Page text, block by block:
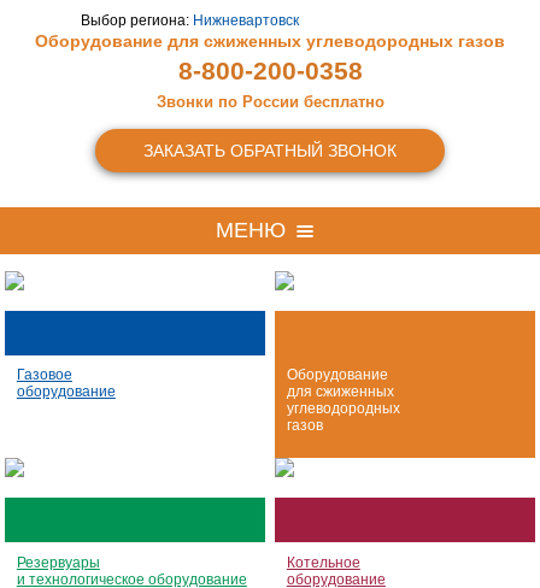
Выбор региона: Нижневартовск
Оборудование для сжиженных углеводородных газов
8-800-200-0358
Звонки по России бесплатно
ЗАКАЗАТЬ ОБРАТНЫЙ ЗВОНОК
МЕНЮ
Газовое
оборудование
Оборудование
для сжиженных
углеводородных
газов
Резервуары
и технологическое оборудование
Котельное
оборудование